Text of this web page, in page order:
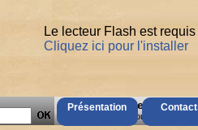
Présentation
Le lecteur Flash est
Cliquez ici pour l'installer
AccÃ¨s Client
Mot de passe oubliÃ© ?